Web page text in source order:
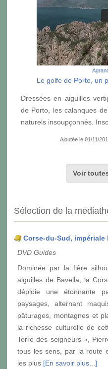
Le golfe de Porto, un
Dressées en aiguilles
de Porto, les calanques
naturels insoupçonnés.
Ajoutée le 01/11/
Voir
Sélection de la
Corse-du-Sud, impériale
DVD Guides
Dominée par la fière
aiguilles de Bavella, la
déploie une étonnante
paysages, alternant
pâturages, montagnes et
la richesse culturelle de
Terre des seigneurs »,
tous les sens, par la route
les plus [En savoir plus...]